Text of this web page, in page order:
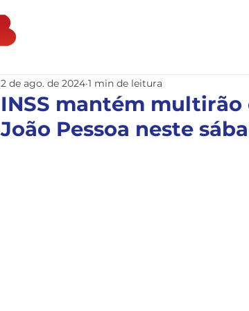
INSS mantém multirão
João Pessoa neste
2 de ago. de 2024 1 min de leitura